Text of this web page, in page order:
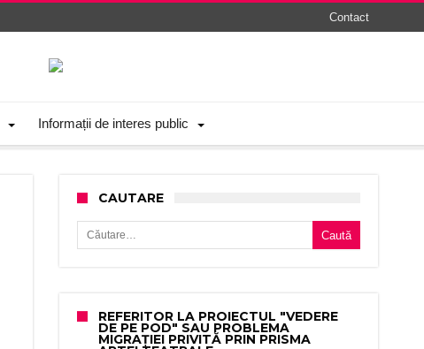
Contact
Informații de interes public
CAUTARE
Caută după:
REFERITOR LA PROIECTUL "VEDERE
DE PE POD" SAU PROBLEMA
MIGRAȚIEI PRIVITĂ PRIN PRISMA